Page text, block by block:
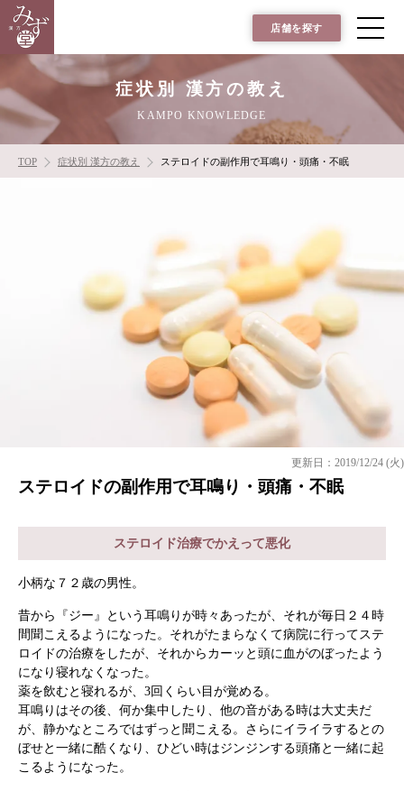
店舗を探す
症状別 漢方の教え
KAMPO KNOWLEDGE
TOP 症状別 漢方の教え ステロイドの副作用で耳鳴り・頭痛・不眠
更新日：2019/12/24 (火)
ステロイドの副作用で耳鳴り・頭痛・不眠
ステロイド治療でかえって悪化
小柄な７２歳の男性。
昔から『ジー』という耳鳴りが時々あったが、それが毎日２４時
間聞こえるようになった。それがたまらなくて病院に行ってステ
ロイドの治療をしたが、それからカーッと頭に血がのぼったよう
になり寝れなくなった。
薬を飲むと寝れるが、3回くらい目が覚める。
耳鳴りはその後、何か集中したり、他の音がある時は大丈夫だ
が、静かなところではずっと聞こえる。さらにイライラするとの
ぼせと一緒に酷くなり、ひどい時はジンジンする頭痛と一緒に起
こるようになった。